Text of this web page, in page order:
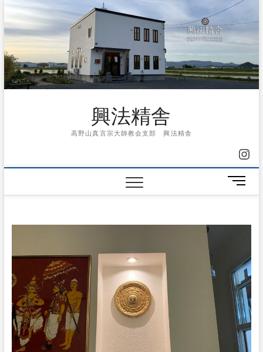
content
興法精舎
高野山真言宗大師教会支部 興法精舎
メ
ニ